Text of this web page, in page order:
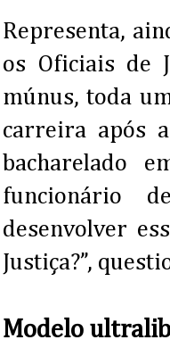
Representa,
os Oficiais de
múnus, toda
carreira após
bacharelado
funcionário
desenvolver
Justiça?”,
Modelo